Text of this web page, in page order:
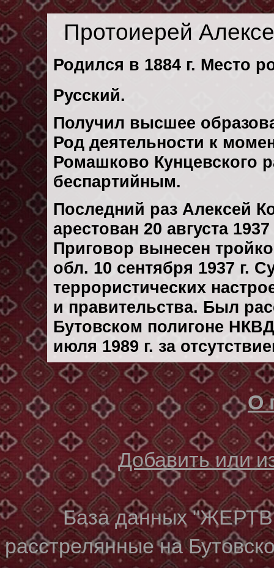
Протоиерей
Родился в 1884 г. Место
Русский.
Получил высшее
Род деятельности к
Ромашково Кунцевского
беспартийным.
Последний раз Алексей
арестован 20 августа 1937
Приговор вынесен
обл. 10 сентября 1937 г.
террористических
и правительства. Был
Бутовском полигоне
июля 1989 г. за
О
Добавить или
База данных
расстрелянные на